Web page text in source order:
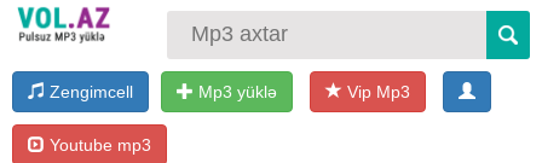
Zengimcell Mp3 yüklə Vip Mp3
Youtube mp3